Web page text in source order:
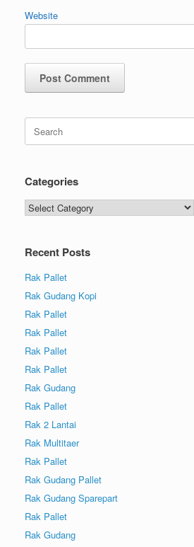
Website
Categories
Recent Posts
Rak Pallet
Rak Gudang Kopi
Rak Pallet
Rak Pallet
Rak Pallet
Rak Pallet
Rak Gudang
Rak Pallet
Rak 2 Lantai
Rak Multitaer
Rak Pallet
Rak Gudang Pallet
Rak Gudang Sparepart
Rak Pallet
Rak Gudang